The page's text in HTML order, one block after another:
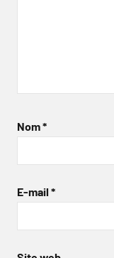
Nom*
E-mail *